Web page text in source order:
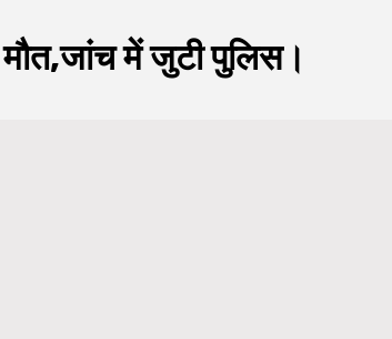
मौत,जांच में जुटी पुलिस।